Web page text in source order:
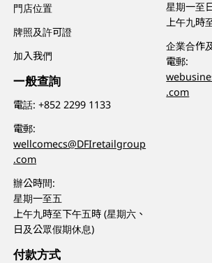
門店位置
牌照及許可證
加入我們
一般查詢
電話:+852 2299 1133
電郵:
wellcomecs@DFIretailgroup
.com
辦公時間:
星期一至五
上午九時至下午五時 (星期六、
日及公眾假期休息)
星期一至
上午九時
企業合作
電郵:
.com
付款方式